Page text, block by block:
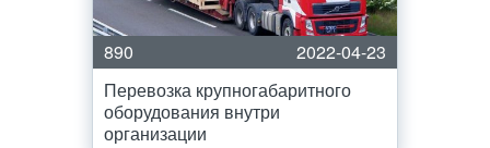
890
2022-04-23
Перевозка крупногабаритного
оборудования внутри
организации